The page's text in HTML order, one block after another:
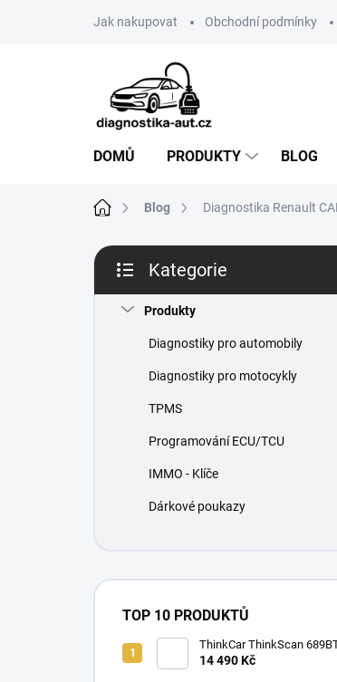
Jak nakupovat Obchodní podmínky
DOMŮ PRODUKTY BLOG
Domů Blog Diagnostika Renault
P
s
kategorie
Kategorie
Produkty
Diagnostiky pro automobily
Diagnostiky pro motocykly
TPMS
Programování ECU/TCU
IMMO - Klíče
Dárkové poukazy
TOP 10 PRODUKTŮ
ThinkCar ThinkScan
14 490 Kč